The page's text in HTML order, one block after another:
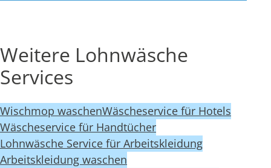
Weitere Lohnwäsche
Services
Wischmop waschenWäscheservice für Hotels
Wäscheservice für Handtücher
Lohnwäsche Service für Arbeitskleidung
Arbeitskleidung waschen